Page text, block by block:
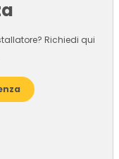
Richiedi qui